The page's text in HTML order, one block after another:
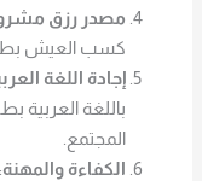
مصدر رزق
كسب العيش
إجادة اللغة
باللغة العربية
المجتمع.
الكفاءة والمهنة